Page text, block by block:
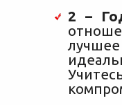
2 –